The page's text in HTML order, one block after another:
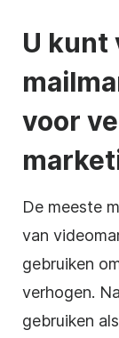
U kunt
voor
De meeste
van
gebruiken
verhogen.
gebruiken